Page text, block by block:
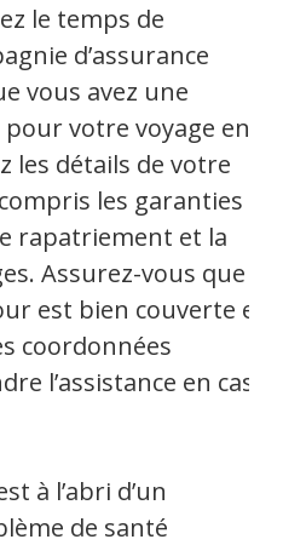
le temps de
d’assurance
vous avez une
votre voyage en
les détails de votre
les garanties
rapatriement et la
Assurez-vous que
est bien couverte et
coordonnées
l’assistance en cas
à l’abri d’un
de santé